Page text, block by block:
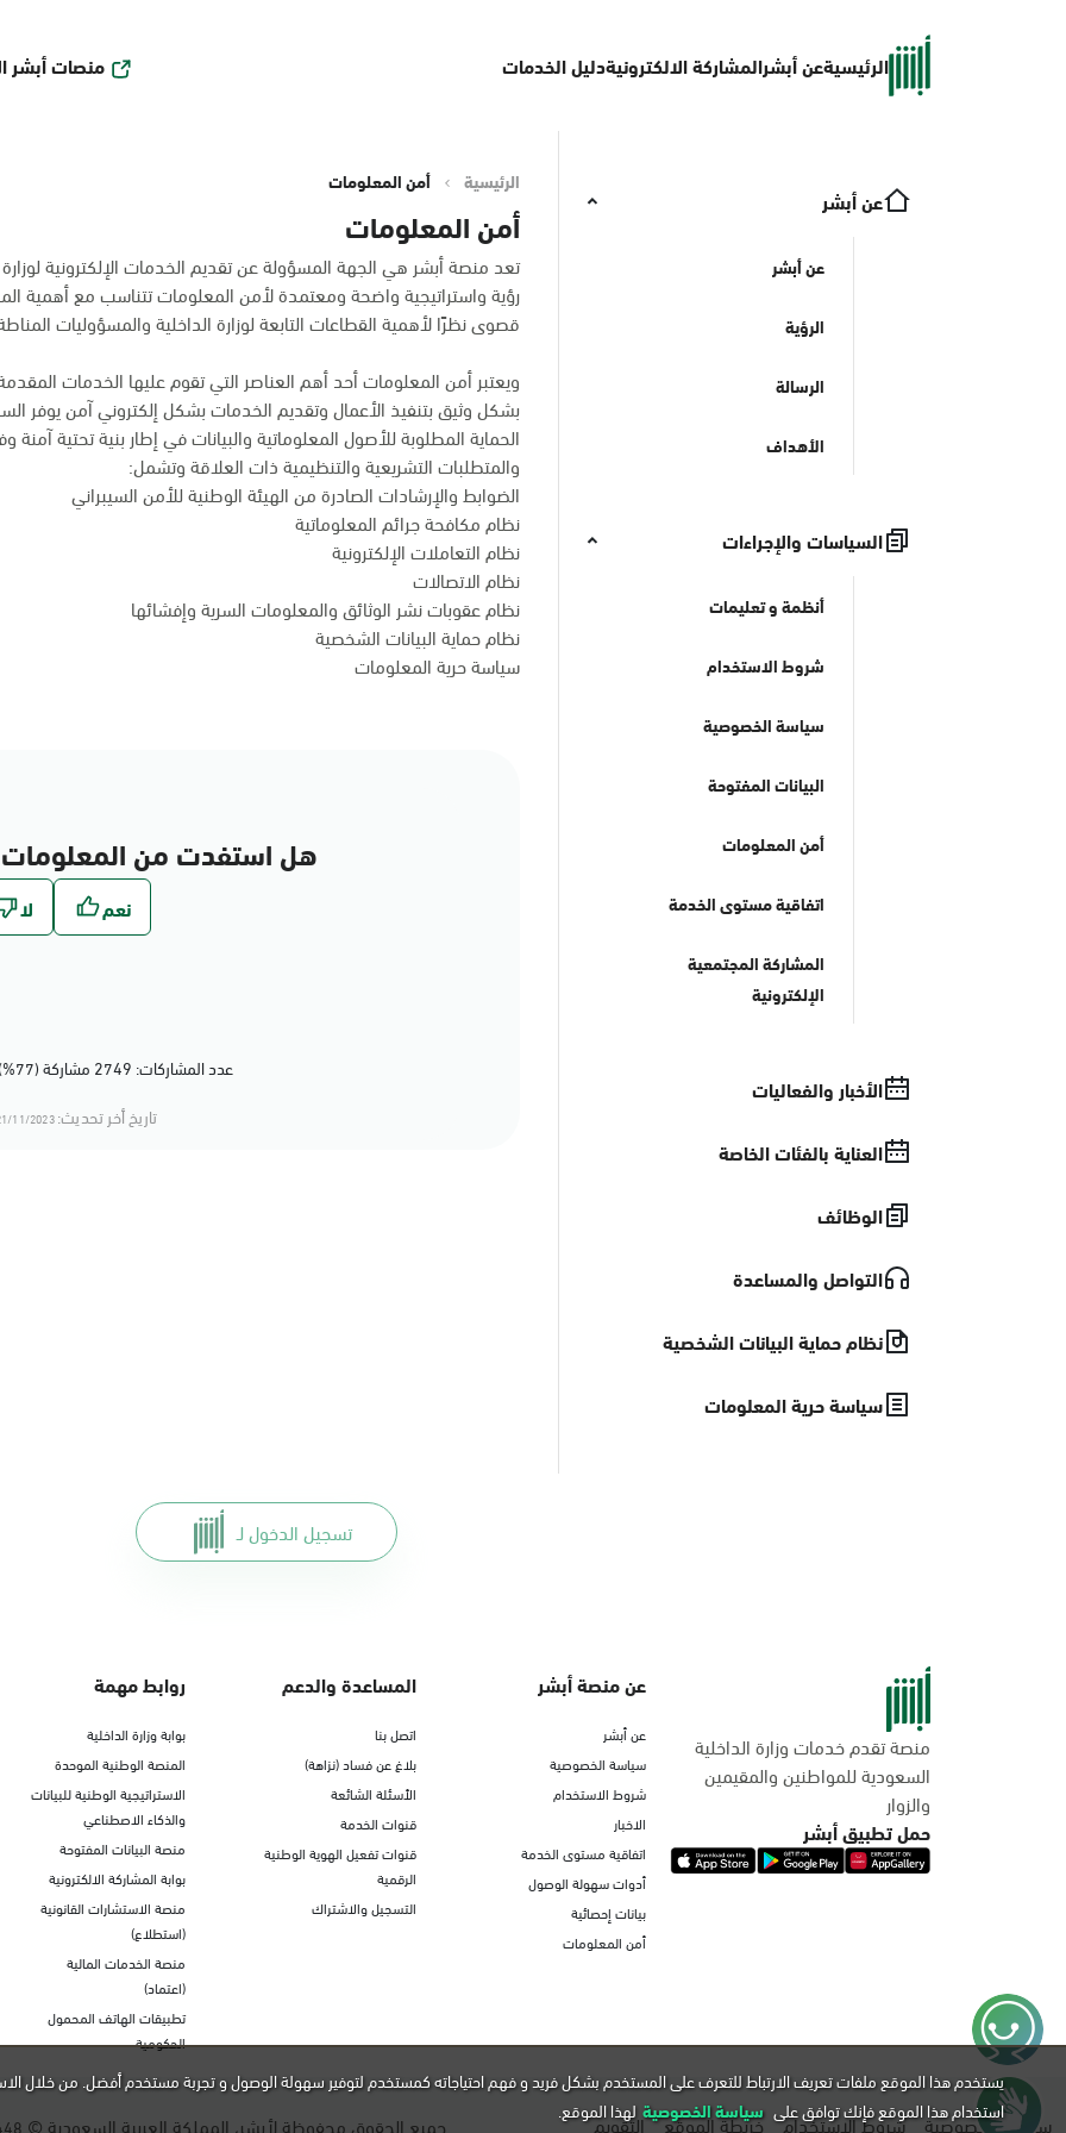
الرئيسيةعن أبشرالمشاركة الالكترونيةدليل الخدمات منصات أبشر
عن أبشر
عن أبشر
الرؤية
الرسالة
الأهداف
السياسات والإجراءات
أنظمة و تعليمات
شروط الاستخدام
سياسة الخصوصية
البيانات المفتوحة
أمن المعلومات
اتفاقية مستوى الخدمة
المشاركة المجتمعية
الإلكترونية
الأخبار والفعاليات
العناية بالفئات الخاصة
الوظائف
التواصل والمساعدة
نظام حماية البيانات الشخصية
سياسة حرية المعلومات
الرئيسية أمن المعلومات
أمن المعلومات
تعد منصة أبشر هي الجهة المسؤولة عن تقديم الخدمات الإلكترونية
رؤية واستراتيجية واضحة ومعتمدة لأمن المعلومات تتناسب مع أهمية
قصوى نظرًا لأهمية القطاعات التابعة لوزارة الداخلية والمسؤوليات
ويعتبر أمن المعلومات أحد أهم العناصر التي تقوم عليها الخدمات
بشكل وثيق بتنفيذ الأعمال وتقديم الخدمات بشكل إلكتروني آمن يوفر
الحماية المطلوبة للأصول المعلوماتية والبيانات في إطار بنية تحتية آمنة
والمتطلبات التشريعية والتنظيمية ذات العلاقة وتشمل:
الضوابط والإرشادات الصادرة من الهيئة الوطنية للأمن السيبراني
نظام مكافحة جرائم المعلوماتية
نظام التعاملات الإلكترونية
نظام الاتصالات
نظام عقوبات نشر الوثائق والمعلومات السرية وإفشائها
نظام حماية البيانات الشخصية
سياسة حرية المعلومات
هل استفدت من
عدد المشاركات: 2749 مشاركة (77%) أعجبهم المحتوى
تاريخ أخر تحديث:11/2023 18:11
تسجيل الدخول لـ
منصة تقدم خدمات وزارة الداخلية
السعودية للمواطنين والمقيمين
والزوار
حمل تطبيق أبشر
عن منصة أبشر
عن أبشر
سياسة الخصوصية
شروط الاستخدام
الاخبار
اتفاقية مستوى الخدمة
أدوات سهولة الوصول
بيانات إحصائية
أمن المعلومات
المساعدة والدعم
اتصل بنا
بلاغ عن فساد (نزاهة)
الأسئلة الشائعة
قنوات الخدمة
قنوات تفعيل الهوية الوطنية
الرقمية
التسجيل والاشتراك
روابط مهمة
بوابة وزارة الداخلية
المنصة الوطنية الموحدة
الاستراتيجية الوطنية للبيانات
والذكاء الاصطناعي
منصة البيانات المفتوحة
بوابة المشاركة الالكترونية
منصة الاستشارات القانونية
(استطلاع)
منصة الخدمات المالية
(اعتماد)
تطبيقات الهاتف المحمول
الحكومية
سياسة الخصوصية شروط الاستخدام خريطة الموقع التقويم جميع الحقوق محفوظة لأبشر، المملكة العربية السعودية ©
يستخدم هذا الموقع ملفات تعريف الارتباط للتعرف على المستخدم بشكل فريد و فهم احتياجاته كمستخدم لتوفير سهولة الوصول و تجربة مستخدم أفضل. من خلال
استخدام هذا الموقع فإنك توافق على سياسة الخصوصية لهذا الموقع.